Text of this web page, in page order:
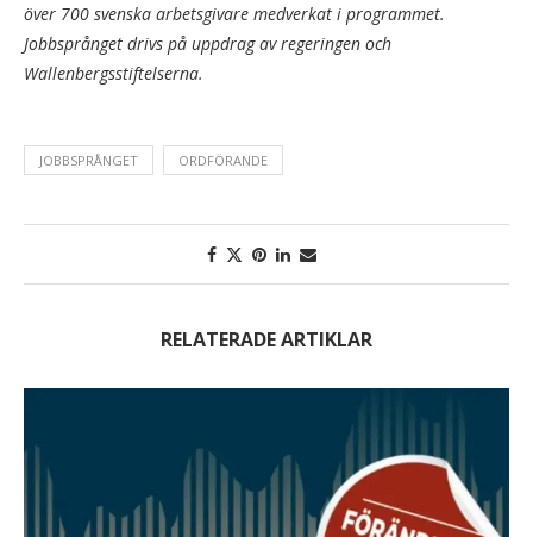
över 700 svenska arbetsgivare medverkat i programmet.
Jobbsprånget drivs på uppdrag av regeringen och
Wallenbergsstiftelserna.
JOBBSPRÅNGET ORDFÖRANDE
RELATERADE ARTIKLAR